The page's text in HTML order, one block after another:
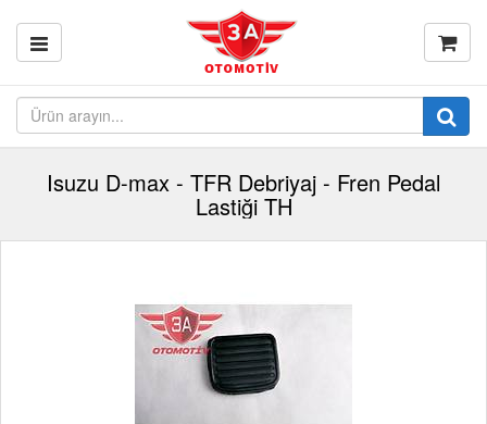
Isuzu D-max - TFR Debriyaj - Fren Pedal
Lastiği TH